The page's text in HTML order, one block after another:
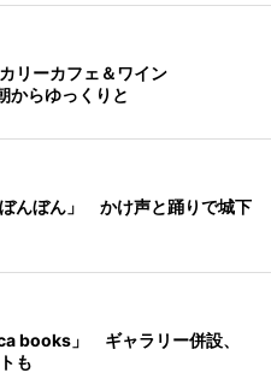
リーカフェ＆ワイン
らゆっくりと
んぼん」 かけ声と踊りで城下
books」 ギャラリー併設、
も